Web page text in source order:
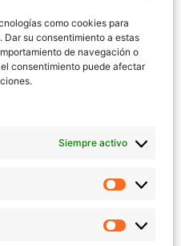
como cookies para
su consentimiento a estas
de navegación o
consentimiento puede afectar
Siempre activo